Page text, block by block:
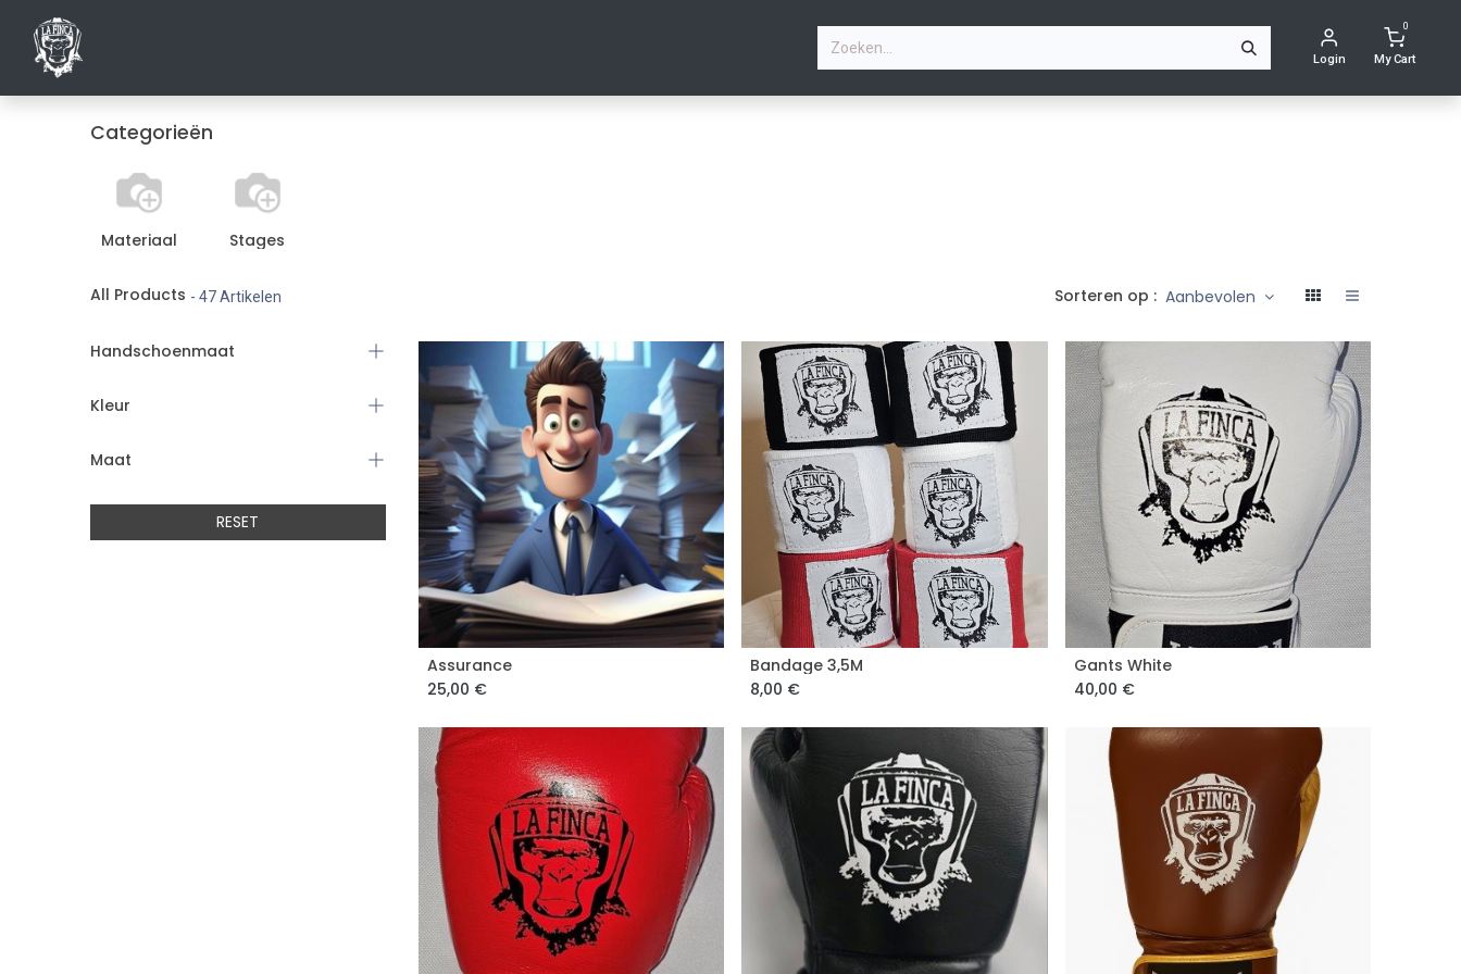
LESSEN
Login
0
My Cart
Categorieën
Materiaal Stages
All Products - 47 Artikelen Sorteren op : Aanbevolen
Handschoenmaat
Kleur
Maat
RESET
Assurance
25,00 €
Add to Cart
Bandage 3,5M
8,00 €
Gants White
40,00 €